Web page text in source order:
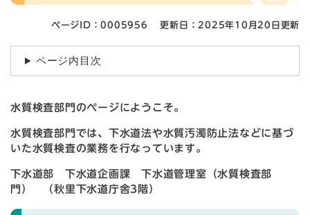
ページID：0005956 更新日：2025年10月20日更新
ページ内目次
水質検査部門のページにようこそ。
水質検査部門では、下水道法や水質汚濁防止法などに基づ
いた水質検査の業務を行なっています。
下水道部 下水道企画課 下水道管理室（水質検査部
門） （秋里下水道庁舎3階）